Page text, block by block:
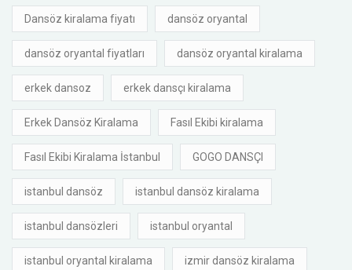
Dansöz kiralama fiyatı dansöz oryantal
dansöz oryantal fiyatları dansöz oryantal kiralama
erkek dansoz erkek dansçı kiralama
Erkek Dansöz Kiralama Fasıl Ekibi kiralama
Fasıl Ekibi Kiralama İstanbul GOGO DANSÇI
istanbul dansöz istanbul dansöz kiralama
istanbul dansözleri istanbul oryantal
istanbul oryantal kiralama izmir dansöz kiralama